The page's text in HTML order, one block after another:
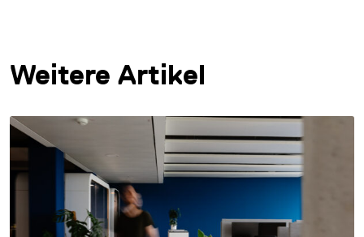
Weitere Artikel